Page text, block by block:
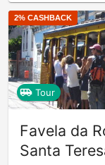
2% CASHBACK
Tour
Favela da
Santa